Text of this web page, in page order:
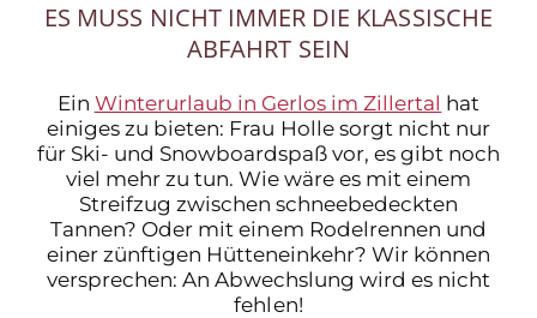
ES MUSS NICHT IMMER DIE KLASSISCHE
ABFAHRT SEIN
Ein Winterurlaub in Gerlos im Zillertal hat
einiges zu bieten: Frau Holle sorgt nicht nur
für Ski- und Snowboardspaß vor, es gibt noch
viel mehr zu tun. Wie wäre es mit einem
Streifzug zwischen schneebedeckten
Tannen? Oder mit einem Rodelrennen und
einer zünftigen Hütteneinkehr? Wir können
versprechen: An Abwechslung wird es nicht
fehlen!